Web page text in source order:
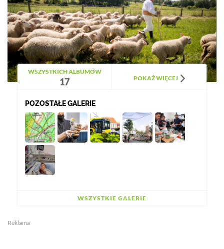
WSZYSTKICH ALBUMÓW
17 POKAŻ WIĘCEJ
POZOSTAŁE GALERIE
WSZYSTKIE GALERIE
Reklama